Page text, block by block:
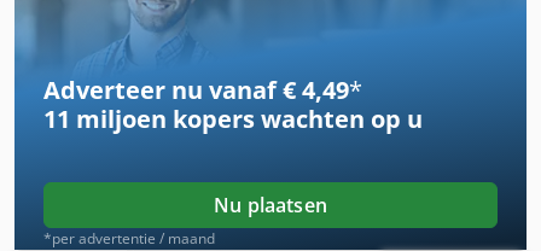
Adverteer nu vanaf € 4,49*
11 miljoen koperswachten op u
Nu plaatsen
*per advertentie / maand